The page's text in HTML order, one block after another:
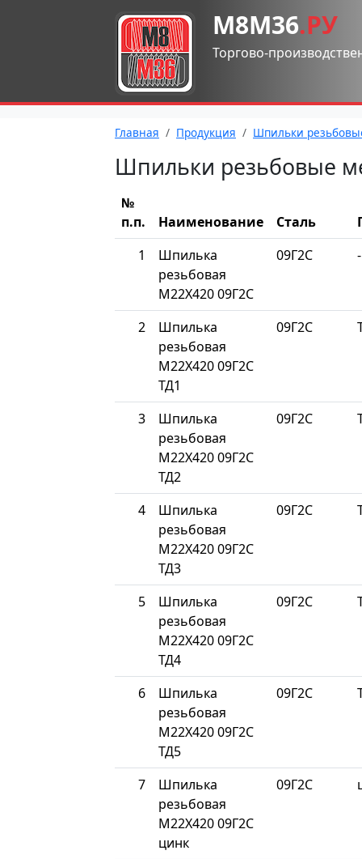
М8М36.РУ
Торгово-
Главная Продукция Шпильки
Шпильки резьбовые
№
п.п.
Наименование Сталь
1
Шпилька
резьбовая
М22Х420 09Г2С
09Г2С -
2
Шпилька
резьбовая
М22Х420 09Г2С
ТД1
09Г2С
3
Шпилька
резьбовая
М22Х420 09Г2С
ТД2
09Г2С
4
Шпилька
резьбовая
М22Х420 09Г2С
ТД3
09Г2С
5
Шпилька
резьбовая
М22Х420 09Г2С
ТД4
09Г2С
6
Шпилька
резьбовая
М22Х420 09Г2С
ТД5
09Г2С
7
Шпилька
резьбовая
М22Х420 09Г2С
цинк
09Г2С